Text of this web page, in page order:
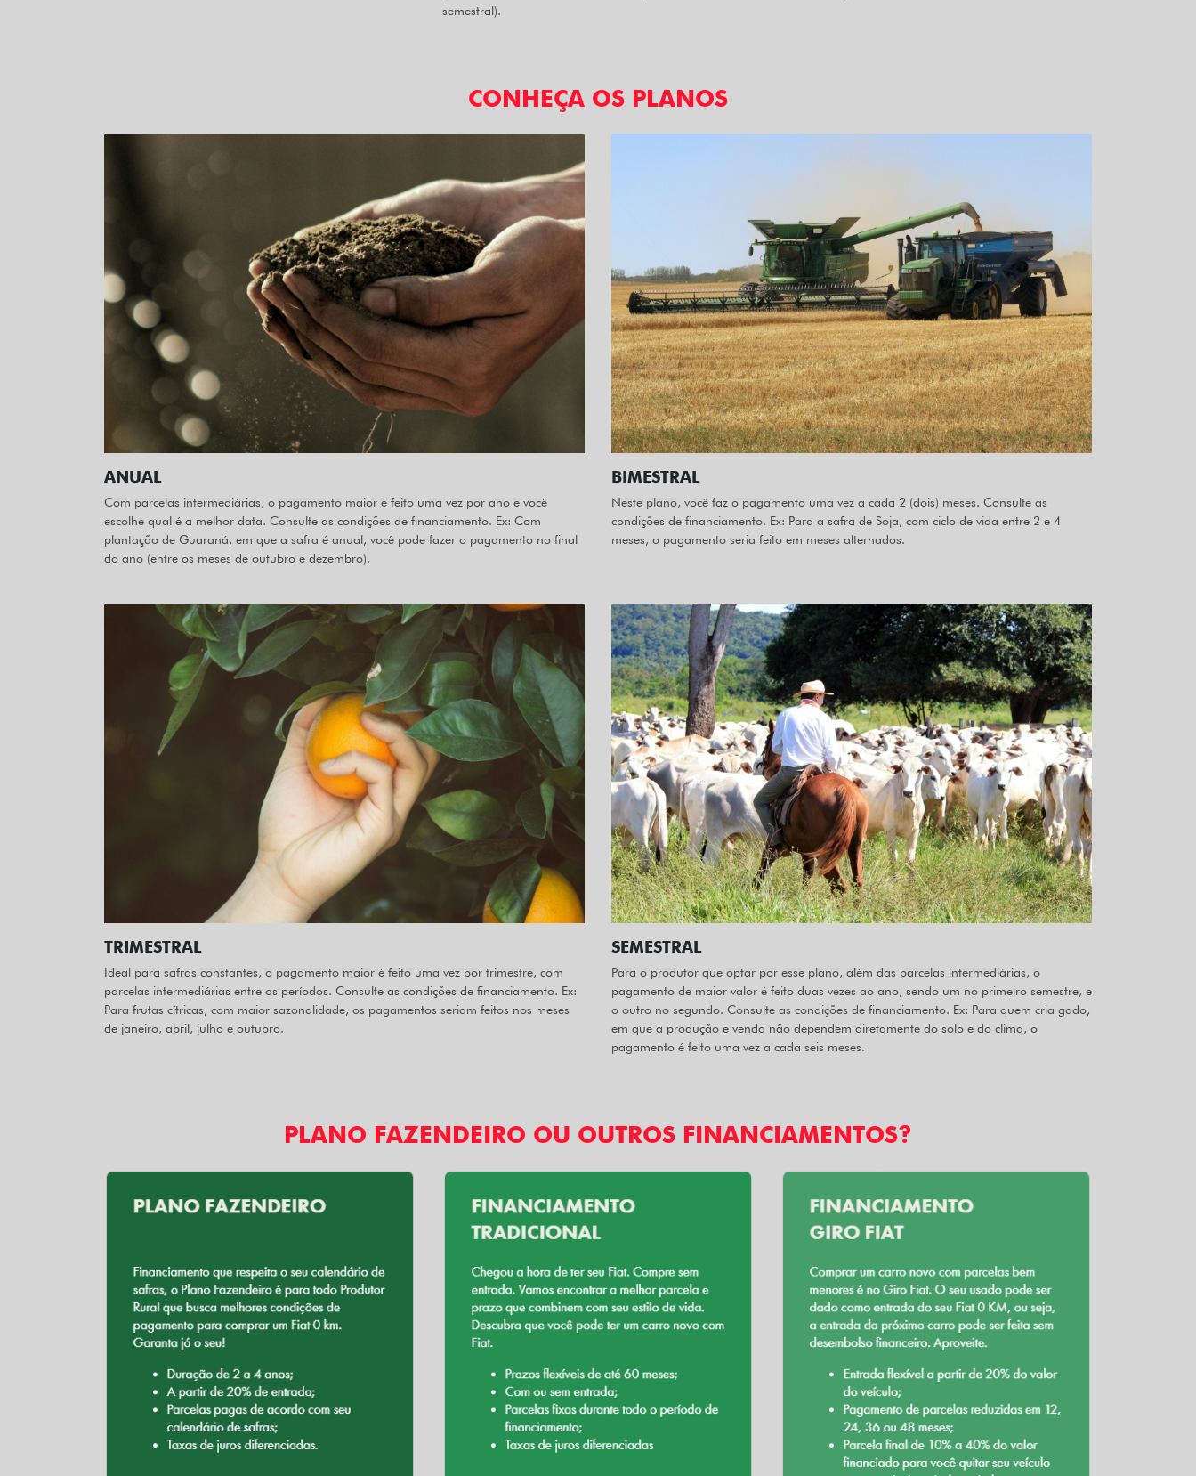
semestral).
CONHEÇA OS PLANOS
ANUAL
Com parcelas intermediárias, o pagamento maior é feito uma vez por ano e você
escolhe qual é a melhor data. Consulte as condições de financiamento. Ex: Com
plantação de Guaraná, em que a safra é anual, você pode fazer o pagamento no final
do ano (entre os meses de outubro e dezembro).
BIMESTRAL
Neste plano, você faz o pagamento uma vez a cada 2 (dois) meses. Consulte as
condições de financiamento. Ex: Para a safra de Soja, com ciclo de vida entre 2 e 4
meses, o pagamento seria feito em meses alternados.
TRIMESTRAL
Ideal para safras constantes, o pagamento maior é feito uma vez por trimestre, com
parcelas intermediárias entre os períodos. Consulte as condições de financiamento. Ex:
Para frutas cítricas, com maior sazonalidade, os pagamentos seriam feitos nos meses
de janeiro, abril, julho e outubro.
SEMESTRAL
Para o produtor que optar por esse plano, além das parcelas intermediárias, o
pagamento de maior valor é feito duas vezes ao ano, sendo um no primeiro semestre, e
o outro no segundo. Consulte as condições de financiamento. Ex: Para quem cria gado,
em que a produção e venda não dependem diretamente do solo e do clima, o
pagamento é feito uma vez a cada seis meses.
PLANO FAZENDEIRO OU OUTROS FINANCIAMENTOS?